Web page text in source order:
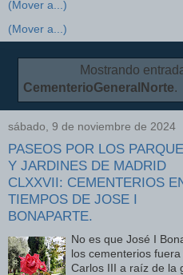
Mostrando
CementerioGeneralNorte.
sábado, 9 de noviembre de 2024
PASEOS POR LOS
Y JARDINES DE MADRID
CLXXVII: CEMENTERIOS
TIEMPOS DE JOSE I
BONAPARTE.
No es que José I
los cementerios
Carlos III a raíz de la